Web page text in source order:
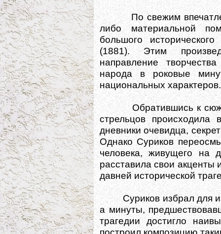
По свежим
либо материальной
большого
(1881). Этим
направление
народа в роковые
национальных характеров.
Обратившись к сюжету
стрельцов происходила
дневники очевидца,
Однако Суриков
человека, живущего на
расставила свои акценты
давней исторической
Суриков избрал для
а минуты,
трагедии достигло